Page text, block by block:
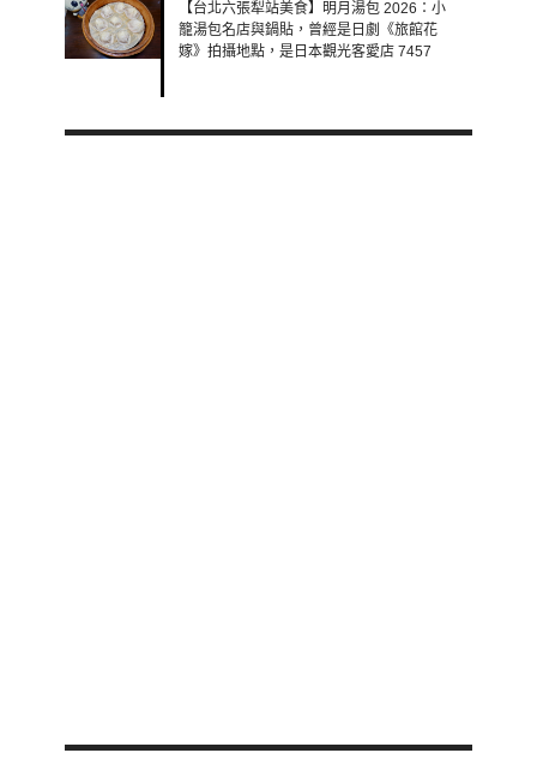
【台北六張犁站美食】明月湯包 2026：小
籠湯包名店與鍋貼，曾經是日劇《旅館花
嫁》拍攝地點，是日本觀光客愛店 7457